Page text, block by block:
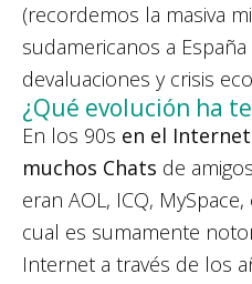
(recordemos la masiva
sudamericanos a
devaluaciones y crisis
¿Qué evolución ha
En los 90s en el
muchos Chats de
eran AOL, ICQ,
cual es sumamente
Internet a través de los